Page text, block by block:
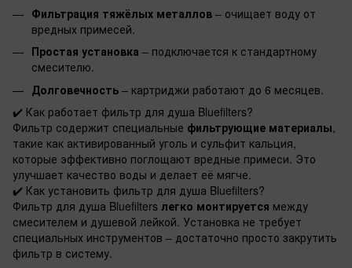
Фильтрация тяжёлых металлов – очищает воду от
вредных примесей.
Простая установка – подключается к стандартному
смесителю.
Долговечность – картриджи работают до 6 месяцев.
✔️ Как работает фильтр для душа Bluefilters?
Фильтр содержит специальные фильтрующие материалы,
такие как активированный уголь и сульфит кальция,
которые эффективно поглощают вредные примеси. Это
улучшает качество воды и делает её мягче.
✔️ Как установить фильтр для душа Bluefilters?
Фильтр для душа Bluefilters легко монтируется между
смесителем и душевой лейкой. Установка не требует
специальных инструментов – достаточно просто закрутить
фильтр в систему.